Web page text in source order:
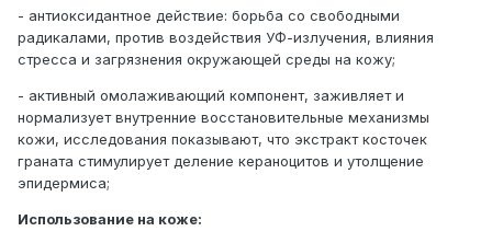
- антиоксидантное действие: борьба со свободными
радикалами, против воздействия УФ-излучения, влияния
стресса и загрязнения окружающей среды на кожу;
- активный омолаживающий компонент, заживляет и
нормализует внутренние восстановительные механизмы
кожи, исследования показывают, что экстракт косточек
граната стимулирует деление кераноцитов и утолщение
эпидермиса;
Использование на коже: